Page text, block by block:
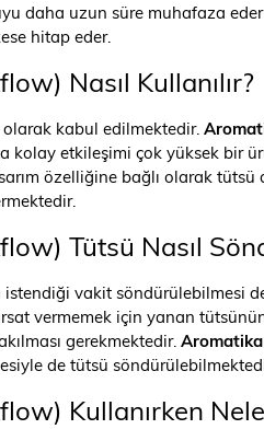
daha uzun süre muhafaza
hitap eder.
Nasıl Kullanılır?
kabul edilmektedir.
kolay etkileşimi çok yüksek bir
özelliğine bağlı olarak
Tütsü Nasıl
vakit söndürülebilmesi
vermemek için yanan
gerekmektedir. Aromatika
de tütsü
Kullanırken